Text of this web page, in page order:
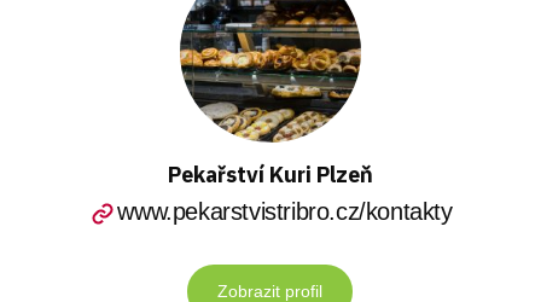
Pekařství Kuri Plzeň
www.pekarstvistribro.cz/kontakty
Zobrazit profil